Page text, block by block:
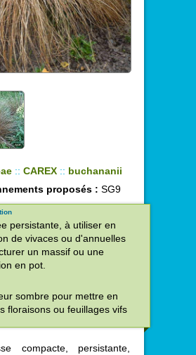
:: CAREX :: buchananii
proposés : SG9
persistante, à utiliser en
de vivaces ou d'annuelles
un massif ou une
en pot.
sombre pour mettre en
floraisons ou feuillages vifs
compacte, persistante,